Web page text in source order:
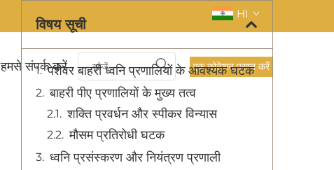
HI
हमसे संपर्क करें एक कोटेशन प्राप्त करें
विषय सूची
पेशेवर बाहरी ध्वनि प्रणालियों के आवश्यक घटक
बाहरी पीए प्रणालियों के मुख्य तत्व
शक्ति प्रवर्धन और स्पीकर विन्यास
मौसम प्रतिरोधी घटक
ध्वनि प्रसंस्करण और नियंत्रण प्रणाली